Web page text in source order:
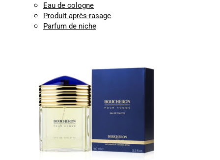
Eau de cologne
Produit après-rasage
Parfum de niche